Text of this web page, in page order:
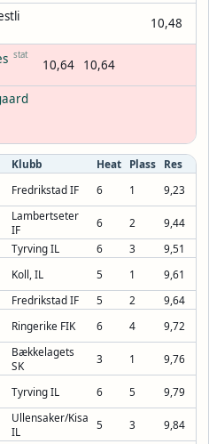
10,48
stat
10,64 10,64
Klubb Heat Plass
Res
Fredrikstad IF 6 1 9,23
Lambertseter
IF
6 2
9,44
Tyrving IL 6 3
9,51
Koll, IL 5 1
9,61
Fredrikstad IF 5 2
9,64
Ringerike FIK 6 4 9,72
Bækkelagets
SK
3 1 9,76
Tyrving IL 6 5 9,79
Ullensaker/Kisa
IL
5 3 9,84